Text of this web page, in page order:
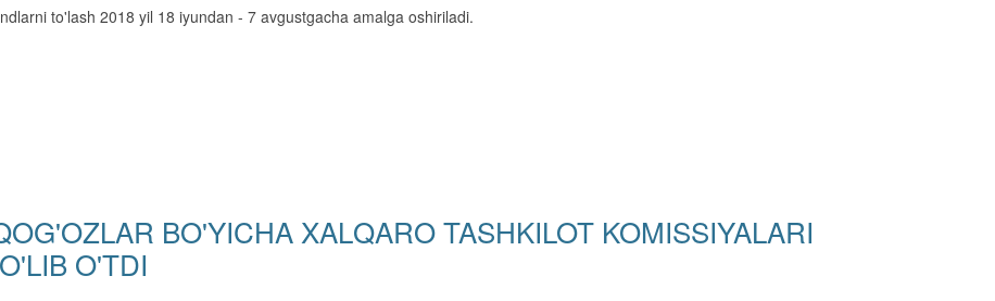
to'lash 2018 yil 18 iyundan - 7 avgustgacha amalga oshiriladi.
BO'YICHA XALQARO TASHKILOT KOMISSIYALARI
O'TDI